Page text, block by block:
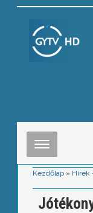
Kezdőlap » Hírek